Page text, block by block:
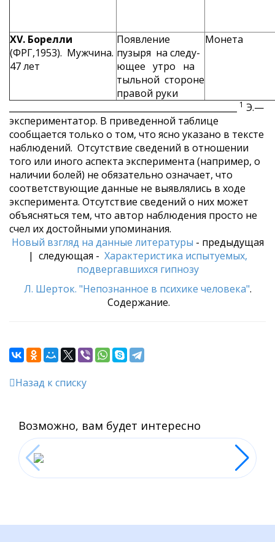
XV. Борелли
(ФРГ,1953). Мужчина.
47 лет
Появление
пузыря на следу­
ющее утро на
тыльной стороне
правой руки
Монета
1 Э.—
экспериментатор. В приведенной таблице
сообщается только о том, что ясно указано в тексте
наблюдений. Отсутствие сведений в отношении
того или иного аспекта эксперимента (например, о
наличии болей) не обязательно означает, что
соответствующие данные не выявлялись в ходе
эксперимента. Отсутствие сведений о них может
объясняться тем, что автор наблюдения просто не
счел их достойными упоминания.
Новый взгляд на данные литературы - предыдущая
| следующая - Характеристика испытуемых,
подвергавшихся гипнозу
Л. Шерток. "Непознанное в психике человека".
Содержание.
Назад к списку
Возможно, вам будет интересно